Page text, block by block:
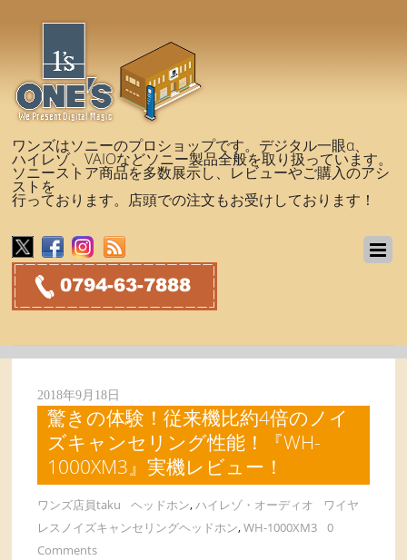
ワンズはソニーのプロショップです。デジタル一眼α、
ハイレゾ、VAIOなどソニー製品全般を取り扱っています。
ソニーストア商品を多数展示し、レビューやご購入のアシ
ストを
行っております。店頭での注文もお受けしております！
2018年9月18日
驚きの体験！従来機比約4倍のノイ
ズキャンセリング性能！『WH-
1000XM3』実機レビュー！
ワンズ店員taku ヘッドホン,ハイレゾ・オーディオ
ワイヤ
レスノイズキャンセリングヘッドホン,WH-1000XM3
0
Comments